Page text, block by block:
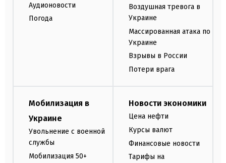
Аудионовости
Погода
Воздушная тревога в
Украине
Массированная атака по
Украине
Взрывы в России
Потери врага
Мобилизация в
Украине
Увольнение с военной
службы
Мобилизация 50+
Новости экономики
Цена нефти
Курсы валют
Финансовые новости
Тарифы на